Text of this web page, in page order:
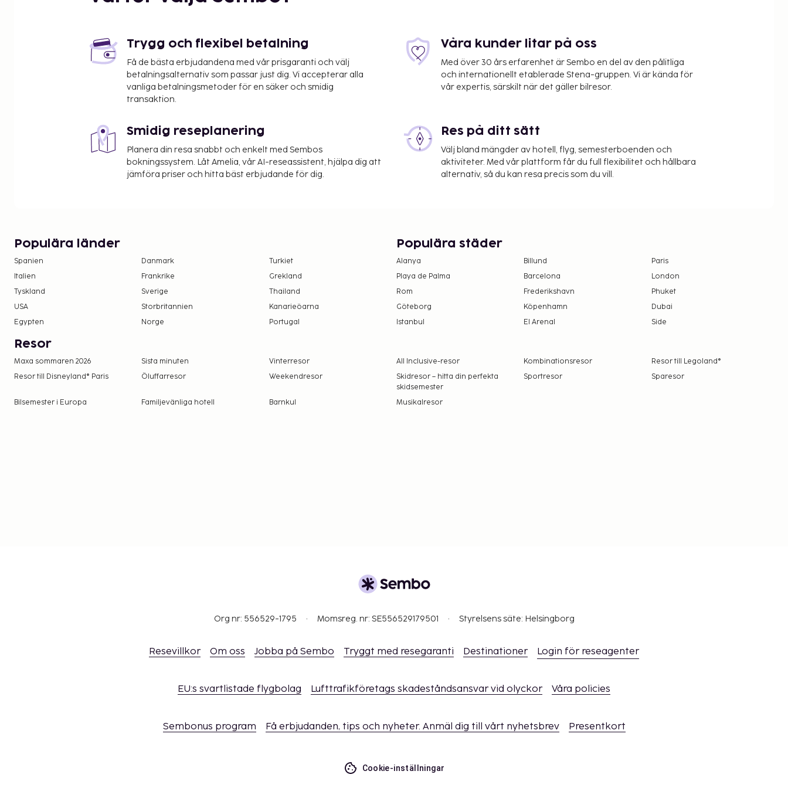
Trygg och flexibel betalning
Få de bästa erbjudandena med vår prisgaranti och välj
betalningsalternativ som passar just dig. Vi accepterar alla
vanliga betalningsmetoder för en säker och smidig
transaktion.
Våra kunder litar på oss
Med över 30 års erfarenhet är Sembo en del av den pålitliga
och internationellt etablerade Stena-gruppen. Vi är kända för
vår expertis, särskilt när det gäller bilresor.
Smidig reseplanering
Planera din resa snabbt och enkelt med Sembos
bokningssystem. Låt Amelia, vår AI-reseassistent, hjälpa dig att
jämföra priser och hitta bäst erbjudande för dig.
Res på ditt sätt
Välj bland mängder av hotell, flyg, semesterboenden och
aktiviteter. Med vår plattform får du full flexibilitet och hållbara
alternativ, så du kan resa precis som du vill.
Populära länder
Spanien Danmark
Turkiet
Italien
Frankrike
Grekland
Tyskland
Sverige
Thailand
USA
Storbritannien
Kanarieöarna
Egypten
Norge Portugal
Populära städer
Alanya Billund
Paris
Playa de Palma
Barcelona
London
Rom
Frederikshavn
Phuket
Göteborg
Köpenhamn
Dubai
Istanbul
El Arenal Side
Resor
Maxa sommaren 2026 Sista minuten Vinterresor All Inclusive-resor Kombinationsresor
Resor till Legoland®
Resor till Disneyland® Paris
Öluffarresor Weekendresor
Skidresor – hitta din perfekta
skidsemester
Sportresor Sparesor
Bilsemester i Europa Familjevänliga hotell Barnkul Musikalresor
Org nr: 556529-1795 Momsreg. nr: SE556529179501 Styrelsens säte: Helsingborg
Resevillkor Om oss Jobba på Sembo Tryggt med resegaranti Destinationer Login för reseagenter
EU:s svartlistade flygbolag Lufttrafikföretags skadeståndsansvar vid olyckor Våra policies
Sembonus program Få erbjudanden, tips och nyheter. Anmäl dig till vårt nyhetsbrev Presentkort
Cookie-inställningar